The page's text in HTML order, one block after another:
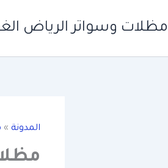
مظلات وسواتر الرياض
المدونة »